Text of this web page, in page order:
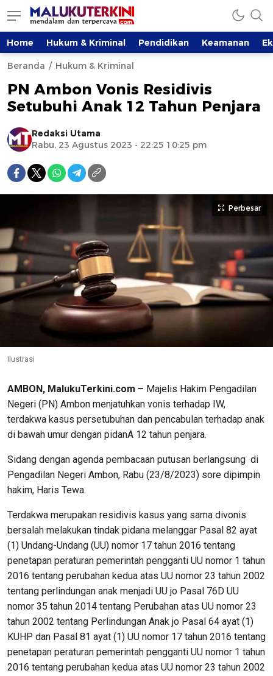
Home Hukum & Kriminal Pendidikan Keamanan
Beranda Hukum & Kriminal
PN Ambon Vonis Residivis
Setubuhi Anak 12 Tahun Penjara
Redaksi Utama
Rabu, 23 Agustus 2023 - 22:25 10:25 pm
Perbesar
Ilustrasi
AMBON, MalukuTerkini.com – Majelis Hakim Pengadilan
Negeri (PN) Ambon menjatuhkan vonis terhadap IW,
terdakwa kasus persetubuhan dan pencabulan terhadap anak
di bawah umur dengan pidanA 12 tahun penjara.
Sidang dengan agenda pembacaan putusan berlangsung di
Pengadilan Negeri Ambon, Rabu (23/8/2023) sore dipimpin
hakim, Haris Tewa.
Terdakwa merupakan residivis kasus yang sama divonis
bersalah melakukan tindak pidana melanggar Pasal 82 ayat
(1) Undang-Undang (UU) nomor 17 tahun 2016 tentang
penetapan peraturan pemerintah pengganti UU nomor 1 tahun
2016 tentang perubahan kedua atas UU nomor 23 tahun 2002
tentang perlindungan anak menjadi UU jo Pasal 76D UU
nomor 35 tahun 2014 tentang Perubahan atas UU nomor 23
tahun 2002 tentang Perlindungan Anak jo Pasal 64 ayat (1)
KUHP dan Pasal 81 ayat (1) UU nomor 17 tahun 2016 tentang
penetapan peraturan pemerintah pengganti UU nomor 1 tahun
2016 tentang perubahan kedua atas UU nomor 23 tahun 2002